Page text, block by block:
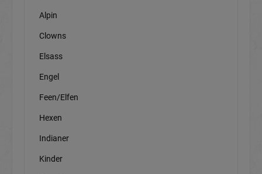
Alpin
Clowns
Elsass
Engel
Feen/Elfen
Hexen
Indianer
Kinder